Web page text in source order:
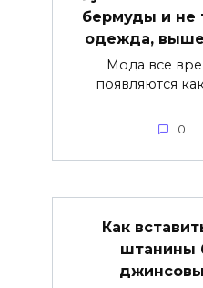
бермуды и не
одежда,
Мода все
появляются
0
Как
штанины